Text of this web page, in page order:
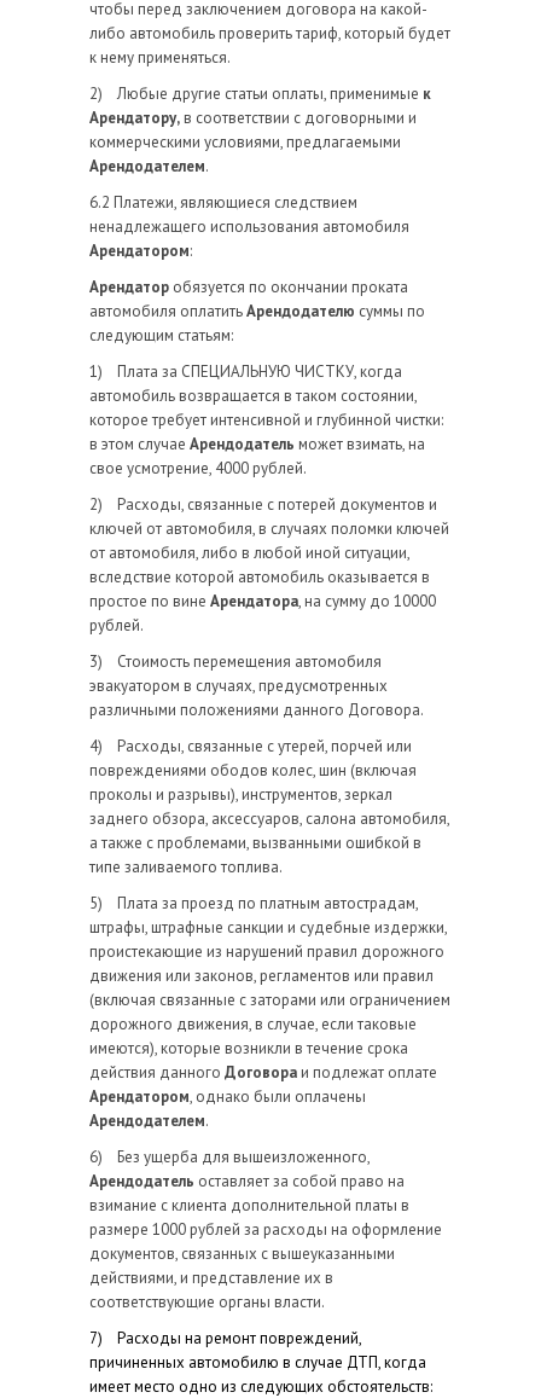
чтобы перед заключением договора на какой-
либо автомобиль проверить тариф, который будет
к нему применяться.
2) Любые другие статьи оплаты, применимые к
Арендатору, в соответствии с договорными и
коммерческими условиями, предлагаемыми
Арендодателем.
6.2 Платежи, являющиеся следствием
ненадлежащего использования автомобиля
Арендатором:
Арендатор обязуется по окончании проката
автомобиля оплатитьАрендодателю суммы по
следующим статьям:
1) Плата за СПЕЦИАЛЬНУЮ ЧИСТКУ, когда
автомобиль возвращается в таком состоянии,
которое требует интенсивной и глубинной чистки:
в этом случае Арендодатель может взимать, на
свое усмотрение, 4000 рублей.
2) Расходы, связанные с потерей документов и
ключей от автомобиля, в случаях поломки ключей
от автомобиля, либо в любой иной ситуации,
вследствие которой автомобиль оказывается в
простое по вине Арендатора, на сумму до 10000
рублей.
3) Стоимость перемещения автомобиля
эвакуатором в случаях, предусмотренных
различными положениями данного Договора.
4) Расходы, связанные с утерей, порчей или
повреждениями ободов колес, шин (включая
проколы и разрывы), инструментов, зеркал
заднего обзора, аксессуаров, салона автомобиля,
а также с проблемами, вызванными ошибкой в
типе заливаемого топлива.
5) Плата за проезд по платным автострадам,
штрафы, штрафные санкции и судебные издержки,
проистекающие из нарушений правил дорожного
движения или законов, регламентов или правил
(включая связанные с заторами или ограничением
дорожного движения, в случае, если таковые
имеются), которые возникли в течение срока
действия данного Договора и подлежат оплате
Арендатором, однако были оплачены
Арендодателем.
6) Без ущерба для вышеизложенного,
Арендодатель оставляет за собой право на
взимание с клиента дополнительной платы в
размере 1000 рублей за расходы на оформление
документов, связанных с вышеуказанными
действиями, и представление их в
соответствующие органы власти.
7) Расходы на ремонт повреждений,
причиненных автомобилю в случае ДТП, когда
имеет место одно из следующих обстоятельств: